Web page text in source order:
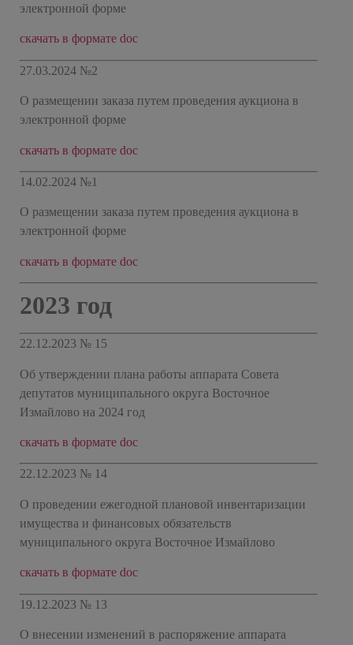
электронной форме
скачать в формате doc
27.03.2024 №2
О размещении заказа путем проведения аукциона в
электронной форме
скачать в формате doc
14.02.2024 №1
О размещении заказа путем проведения аукциона в
электронной форме
скачать в формате doc
2023 год
22.12.2023 № 15
Об утверждении плана работы аппарата Совета
депутатов муниципального округа Восточное
Измайлово на 2024 год
скачать в формате doc
22.12.2023 № 14
О проведении ежегодной плановой инвентаризации
имущества и финансовых обязательств
муниципального округа Восточное Измайлово
скачать в формате doc
19.12.2023 № 13
О внесении изменений в распоряжение аппарата